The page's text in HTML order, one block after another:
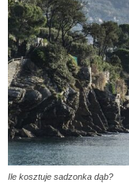
Ile kosztuje sadzonka dąb?